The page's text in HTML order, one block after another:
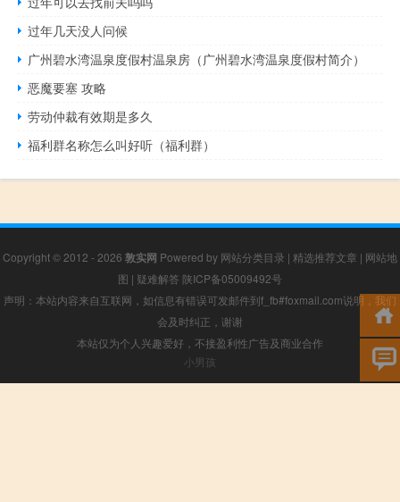
过年几天没人问候
广州碧水湾温泉度假村温泉房（广州碧水湾温泉度假村简介）
恶魔要塞 攻略
劳动仲裁有效期是多久
福利群名称怎么叫好听（福利群）
Copyright © 2012 - 2026 敦实网 Powered by 网站分类目录 | 精选推荐文章 | 网站地
图 | 疑难解答 陕ICP备05009492号
声明：本站内容来自互联网，如信息有错误可发邮件到f_fb#foxmail.com说明，我们
会及时纠正，谢谢
本站仅为个人兴趣爱好，不接盈利性广告及商业合作
小男孩